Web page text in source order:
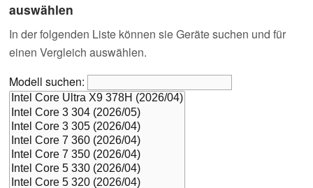
auswählen
In der folgenden Liste können sie Geräte suchen und für
einen Vergleich auswählen.
Modell suchen: